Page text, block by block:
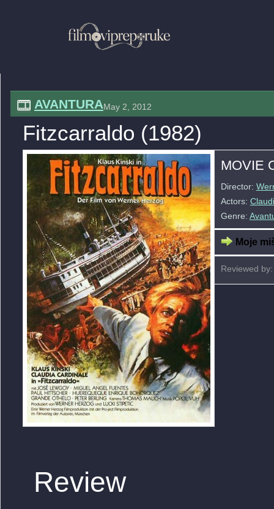
AVANTURAMay 2, 2012
Fitzcarraldo (1982)
MOVIE
Director:
Actors:
Genre:
Moje
Reviewed
Review